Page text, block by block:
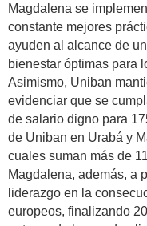
Magdalena se
constante mejores
ayuden al alcance de
bienestar óptimas para
Asimismo, Uniban
evidenciar que se
de salario digno para
de Uniban en Urabá y
cuales suman más de
Magdalena, además, a
liderazgo en la
europeos, finalizando